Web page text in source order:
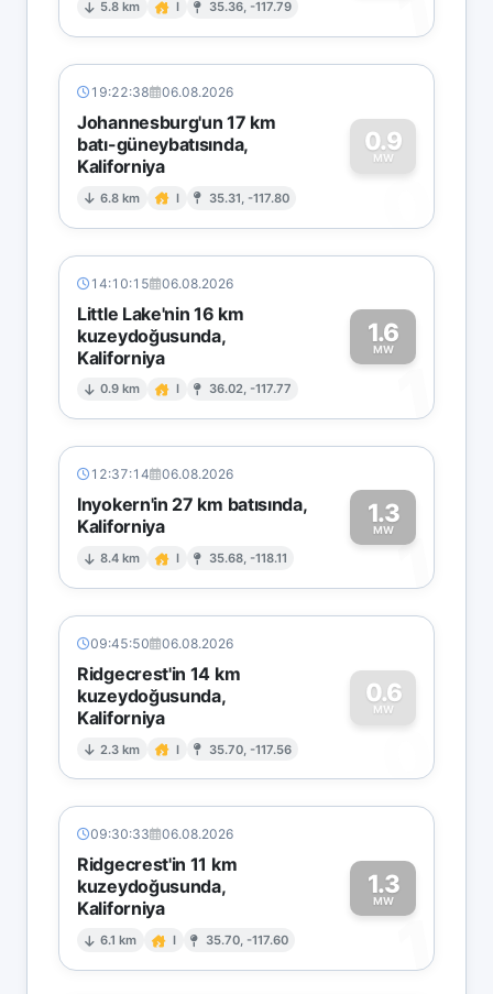
5.8 km I 35.36, -117.79
19:22:38 06.08.2026
Johannesburg'un 17 km
batı-güneybatısında,
Kaliforniya
6.8 km I 35.31, -117.80
0.9
MW
0
14:10:15 06.08.2026
Little Lake'nin 16 km
kuzeydoğusunda,
Kaliforniya
0.9 km I 36.02, -117.77
1.6
MW
1
12:37:14 06.08.2026
Inyokern'in 27 km batısında,
Kaliforniya
8.4 km I 35.68, -118.11
1.3
MW1
09:45:50 06.08.2026
Ridgecrest'in 14 km
kuzeydoğusunda,
Kaliforniya
2.3 km I 35.70, -117.56
0.6
MW
0
09:30:33 06.08.2026
Ridgecrest'in 11 km
kuzeydoğusunda,
Kaliforniya
6.1 km I 35.70, -117.60
1.3
MW
1